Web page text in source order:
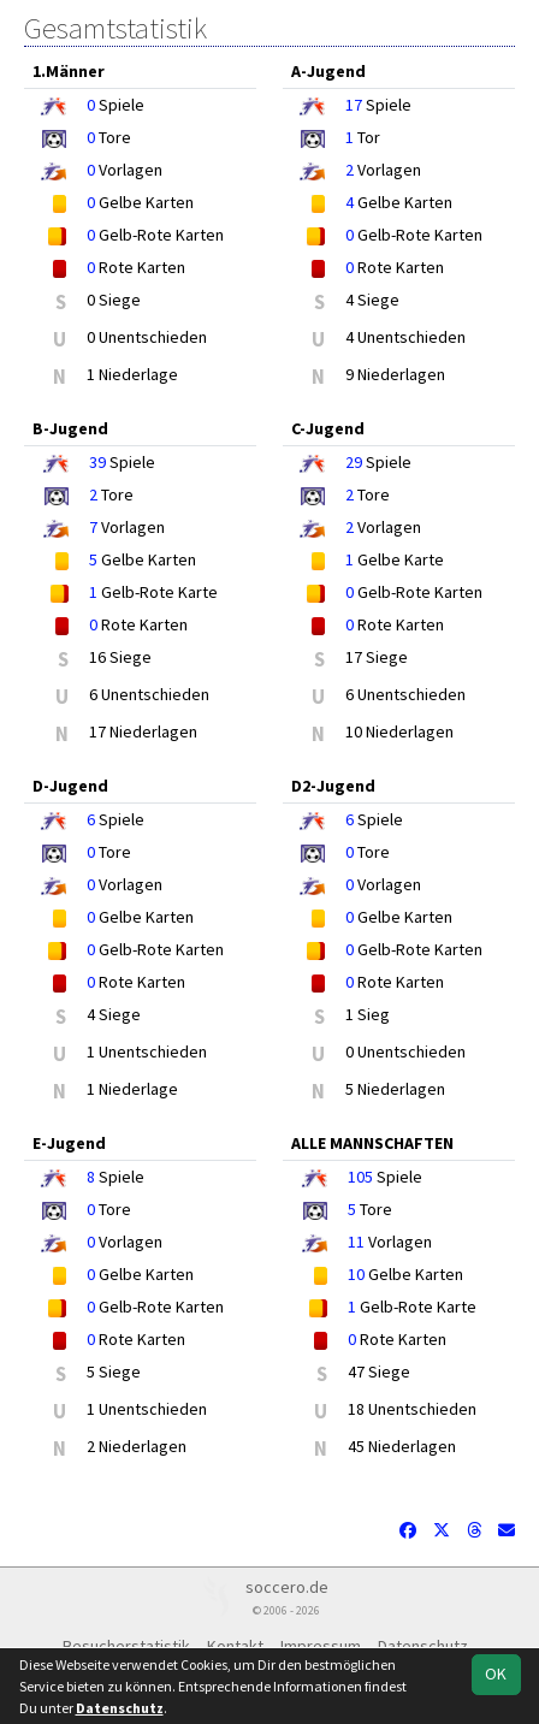
Gesamtstatistik
1.Männer
0Spiele
0Tore
0Vorlagen
0Gelbe Karten
0Gelb-Rote Karten
0Rote Karten
S 0 Siege
U 0 Unentschieden
N 1 Niederlage
A-Jugend
17Spiele
1 Tor
2Vorlagen
4Gelbe Karten
0Gelb-Rote Karten
0Rote Karten
S 4 Siege
U 4 Unentschieden
N 9 Niederlagen
B-Jugend
39Spiele
2Tore
7Vorlagen
5 Gelbe Karten
1 Gelb-Rote Karte
0Rote Karten
S 16 Siege
U 6 Unentschieden
N 17 Niederlagen
C-Jugend
29Spiele
2Tore
2Vorlagen
1 Gelbe Karte
0Gelb-Rote Karten
0Rote Karten
S 17 Siege
U 6 Unentschieden
N 10 Niederlagen
D-Jugend
6Spiele
0Tore
0Vorlagen
0Gelbe Karten
0Gelb-Rote Karten
0Rote Karten
S 4 Siege
U 1 Unentschieden
N 1 Niederlage
D2-Jugend
6Spiele
0Tore
0Vorlagen
0Gelbe Karten
0Gelb-Rote Karten
0Rote Karten
S 1 Sieg
U 0 Unentschieden
N 5 Niederlagen
E-Jugend
8 Spiele
0Tore
0Vorlagen
0Gelbe Karten
0Gelb-Rote Karten
0Rote Karten
S 5 Siege
U 1 Unentschieden
N 2 Niederlagen
ALLE MANNSCHAFTEN
105 Spiele
5 Tore
11 Vorlagen
10Gelbe Karten
1 Gelb-Rote Karte
0Rote Karten
S 47 Siege
U 18 Unentschieden
N 45 Niederlagen
soccero.de
© 2006 - 2026
Besucherstatistik Kontakt Impressum
Datenschutz
OK
Diese Webseite verwendet Cookies, um Dir den bestmöglichen
Service bieten zu können. Entsprechende Informationen findest
Du unter Datenschutz.